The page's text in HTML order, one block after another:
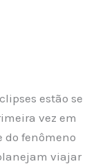
estão se
vez em
do fenômeno
viajar